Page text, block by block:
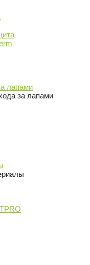
лапами
за лапами